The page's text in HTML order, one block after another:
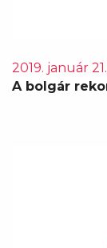
2019. január 21.
A bolgár